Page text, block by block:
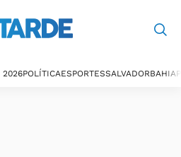
2026POLÍTICAESPORTESSALVADORBAHIA